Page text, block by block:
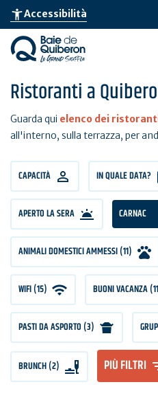
Skip
main
content
accessibility_newAccessibilità
Ristoranti a
Guarda qui elenco dei
all'interno, sulla terrazza, per
CAPACITÀ
CAPACITÀ IN QUALE DATA?
APERTO LA SERA CARNAC
ANIMALI DOMESTICI AMMESSI (11)
WIFI (15) BUONI VACANZA
PASTI DA ASPORTO (3)
BRUNCH (2) PIÙ FILTRI